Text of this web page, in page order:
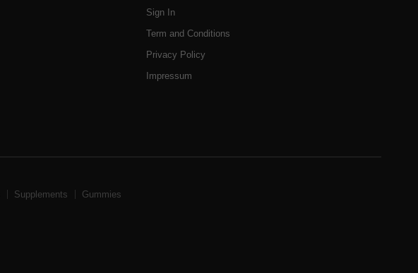
Sign In
Term and Conditions
Privacy Policy
Impressum
Supplements Gummies